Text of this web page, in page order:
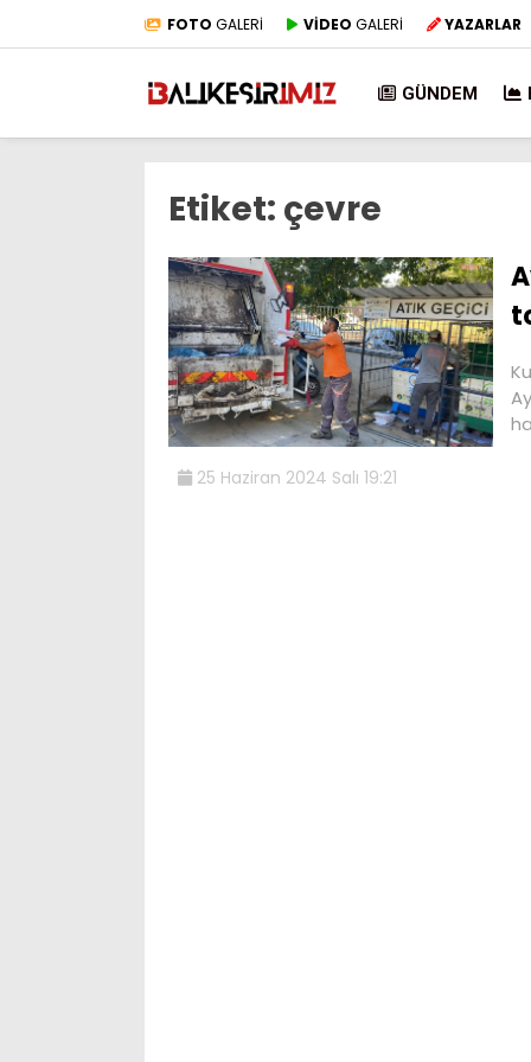
FOTO GALERİ VİDEO GALERİ YAZARLAR
GÜNDEM
Etiket: çevre
25 Haziran 2024 Salı 19:21